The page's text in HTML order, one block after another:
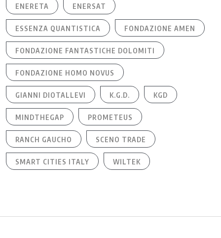
ENERETA ENERSAT
ESSENZA QUANTISTICA FONDAZIONE AMEN
FONDAZIONE FANTASTICHE DOLOMITI
FONDAZIONE HOMO NOVUS
GIANNI DIOTALLEVI K.G.D. KGD
MINDTHEGAP PROMETEUS
RANCH GAUCHO SCENO TRADE
SMART CITIES ITALY WILTEK